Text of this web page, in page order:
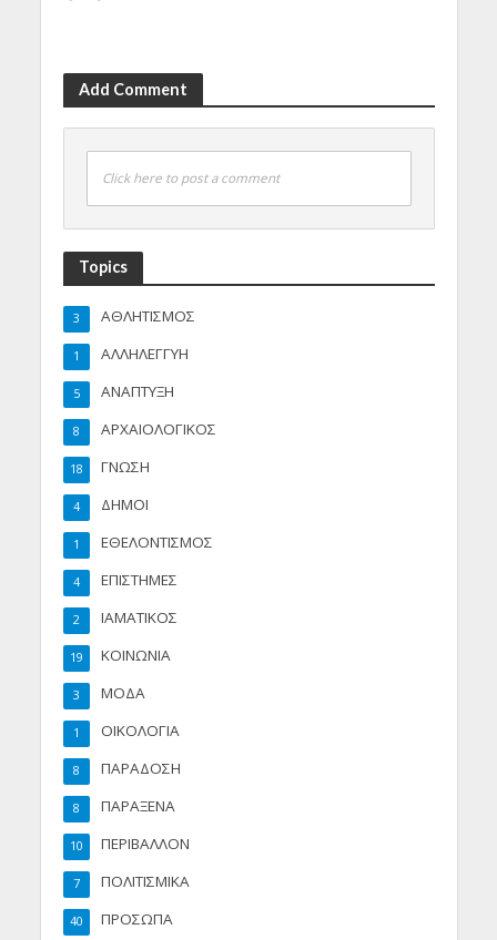
Add Comment
Click here to post a comment
Topics
ΑΘΛΗΤΙΣΜΟΣ
3
ΑΛΛΗΛΕΓΓΥΗ
1
ΑΝΑΠΤΥΞΗ
5
ΑΡΧΑΙΟΛΟΓΙΚΟΣ
8
ΓΝΩΣΗ
18
ΔΗΜΟΙ
4
ΕΘΕΛΟΝΤΙΣΜΟΣ
1
ΕΠΙΣΤΗΜΕΣ
4
ΙΑΜΑΤΙΚΟΣ
2
ΚΟΙΝΩΝΙΑ
19
ΜΟΔΑ
3
ΟΙΚΟΛΟΓΙΑ
1
ΠΑΡΑΔΟΣΗ
8
ΠΑΡΑΞΕΝΑ
8
ΠΕΡΙΒΑΛΛΟΝ
10
ΠΟΛΙΤΙΣΜΙΚΑ
7
ΠΡΟΣΩΠΑ
40